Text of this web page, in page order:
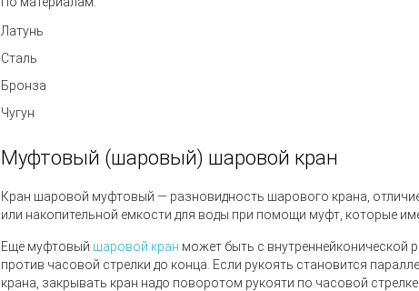
Латунь
Сталь
Бронза
Чугун
Муфтовый (шаровый) шаровой кран
Кран шаровой муфтовый — разновидность шарового крана,
или накопительной емкости для воды при помощи муфт, которые
Ещё муфтовый шаровой кран может быть с внутреннейконической
против часовой стрелки до конца. Если рукоять становится
крана, закрывать кран надо поворотом рукояти по часовой стрелке.